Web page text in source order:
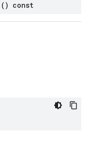
() const